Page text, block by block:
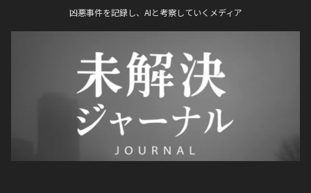
凶悪事件を記録し、AIと考察していくメディア